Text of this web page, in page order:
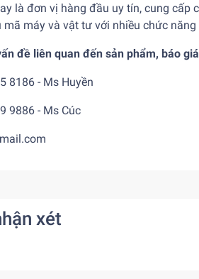
là đơn vị hàng đầu uy tín, cung cấp
máy và vật tư với nhiều chức
đề liên quan đến sản phẩm, báo
8186 - Ms Huyền
9886 - Ms Cúc
xét